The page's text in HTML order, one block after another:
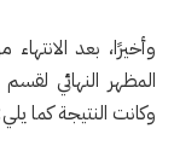
وأخيرًا، بعد
وكانت النتيجة كما